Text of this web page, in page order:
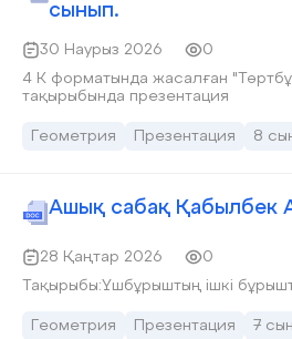
сынып.
30 Наурыз 2026
0
4 К форматында жасалған
тақырыбында презентация
Геометрия Презентация 8
Ашық сабақ Қабылбек
28 Қаңтар 2026
0
Тақырыбы:Үшбұрыштың ішкі
Геометрия Презентация 7